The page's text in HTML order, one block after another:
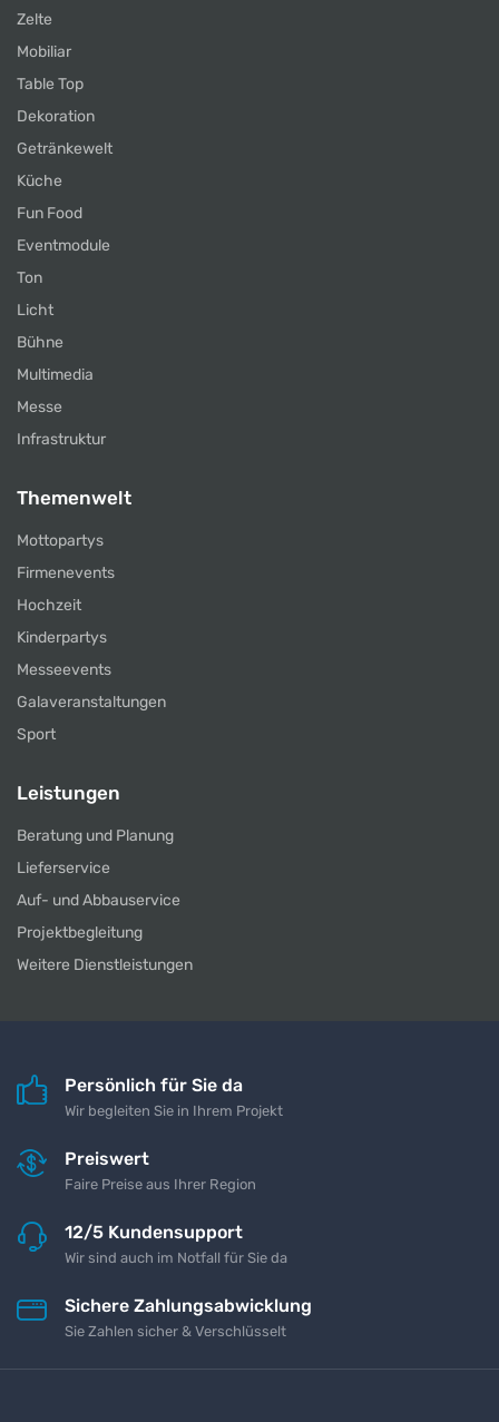
Zelte
Mobiliar
Table Top
Dekoration
Getränkewelt
Küche
Fun Food
Eventmodule
Ton
Licht
Bühne
Multimedia
Messe
Infrastruktur
Themenwelt
Mottopartys
Firmenevents
Hochzeit
Kinderpartys
Messeevents
Galaveranstaltungen
Sport
Leistungen
Beratung und Planung
Lieferservice
Auf- und Abbauservice
Projektbegleitung
Weitere Dienstleistungen
Persönlich für Sie da
Wir begleiten Sie in Ihrem Projekt
Preiswert
Faire Preise aus Ihrer Region
12/5 Kundensupport
Wir sind auch im Notfall für Sie da
Sichere Zahlungsabwicklung
Sie Zahlen sicher & Verschlüsselt